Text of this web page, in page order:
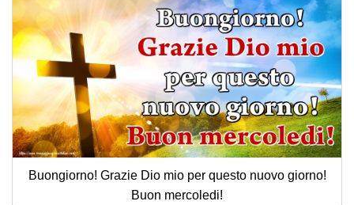
Buongiorno! Grazie Dio mio per questo nuovo giorno!
Buon mercoledi!